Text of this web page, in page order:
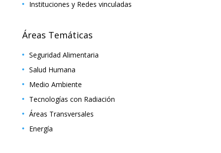
Instituciones y Redes vinculadas
Áreas Temáticas
Seguridad Alimentaria
Salud Humana
Medio Ambiente
Tecnologías con Radiación
Áreas Transversales
Energía